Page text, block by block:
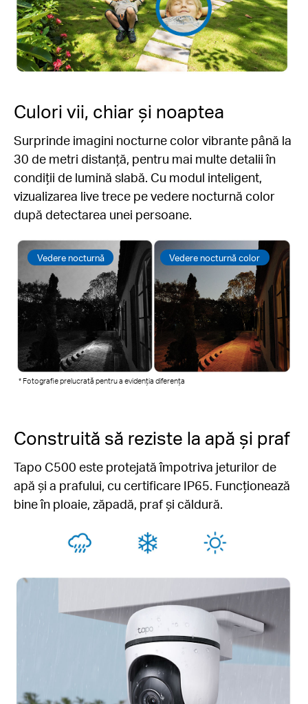
Culori vii, chiar și noaptea
Surprinde imagini nocturne color vibrante până la
30 de metri distanță, pentru mai multe detalii în
condiții de lumină slabă. Cu modul inteligent,
vizualizarea live trece pe vedere nocturnă color
după detectarea unei persoane.
Vedere nocturnă Vedere nocturnă color
* Fotografie prelucrată pentru a evidenția diferența
Construită să reziste la apă și praf
Tapo C500 este protejată împotriva jeturilor de
apă și a prafului, cu certificare IP65. Funcționează
bine în ploaie, zăpadă, praf și căldură.